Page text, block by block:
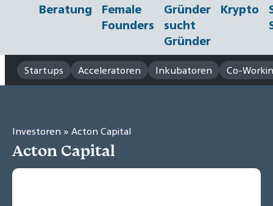
Beratung
Female
Founders
Gründer
sucht
Gründer
Krypto
Startups Acceleratoren Inkubatoren Co-
Investoren » Acton Capital
Acton Capital